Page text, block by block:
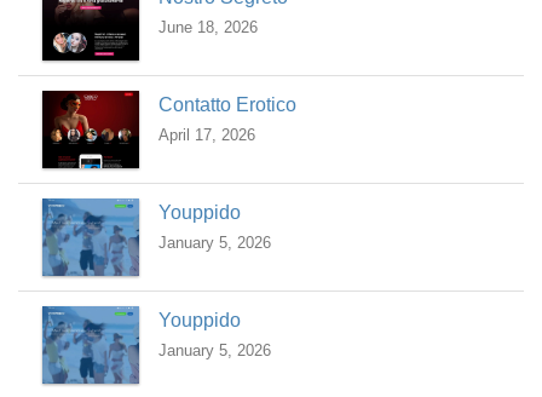
June 18, 2026
Contatto Erotico
April 17, 2026
Youppido
January 5, 2026
Youppido
January 5, 2026